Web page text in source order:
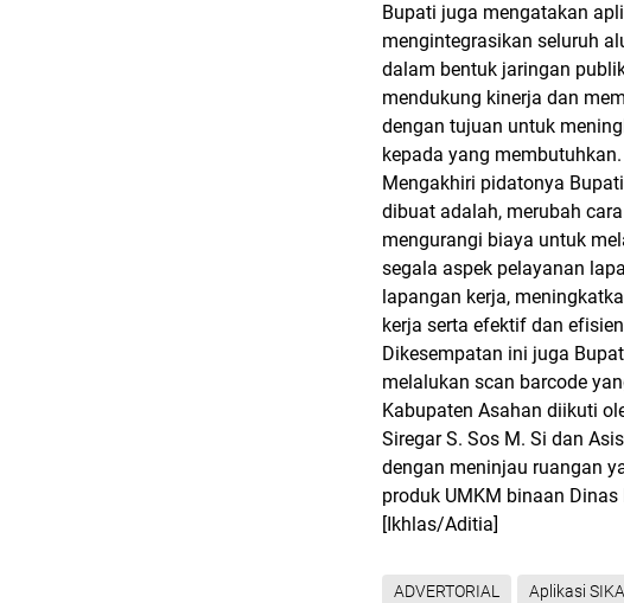
Bupati juga mengatakan
mengintegrasikan seluruh
dalam bentuk jaringan
mendukung kinerja dan
dengan tujuan untuk
kepada yang membutuhkan.
Mengakhiri pidatonya
dibuat adalah, merubah
mengurangi biaya untuk
segala aspek pelayanan
lapangan kerja,
kerja serta efektif dan
Dikesempatan ini juga
melalukan scan barcode
Kabupaten Asahan diikuti
Siregar S. Sos M. Si dan
dengan meninjau ruangan
produk UMKM binaan
[Ikhlas/Aditia]
ADVERTORIAL Aplikasi